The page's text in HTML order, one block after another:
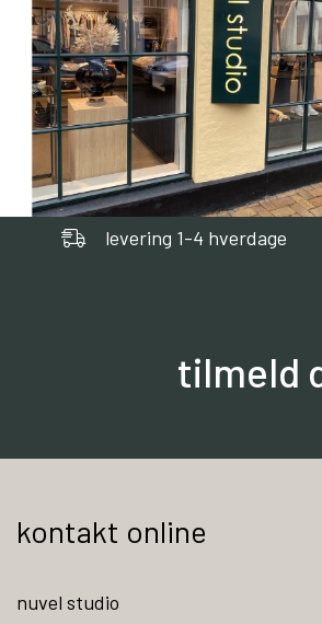
levering 1-4 hverdage
tilmeld
kontakt online
nuvel studio